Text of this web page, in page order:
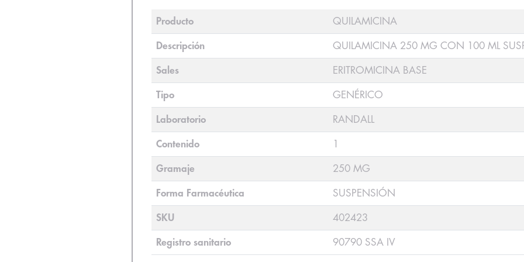
Producto QUILAMICINA
Descripción QUILAMICINA 250 MG CON 100 ML
Sales ERITROMICINA BASE
Tipo GENÉRICO
Laboratorio RANDALL
Contenido 1
Gramaje 250 MG
Forma Farmacéutica SUSPENSIÓN
SKU 402423
Registro sanitario 90790 SSA IV